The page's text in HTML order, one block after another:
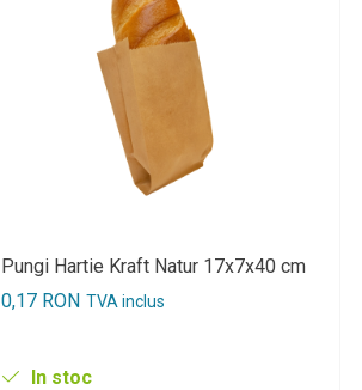
Pungi Hartie Kraft Natur 17x7x40 cm
0,17 RON TVA inclus
In stoc